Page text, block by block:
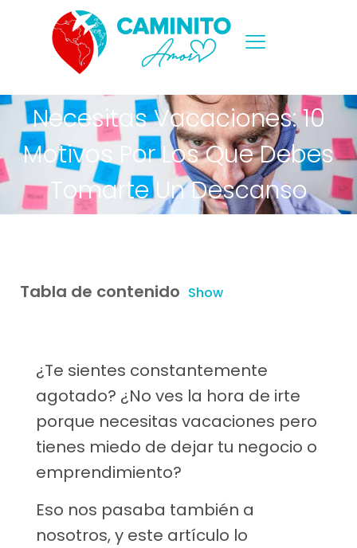
Necesitas Vacaciones: 10
Motivos Por Los Que Debes
Tomarte Un Descanso
Tabla de contenido Show
¿Te sientes constantemente
agotado? ¿No ves la hora de irte
porque necesitas vacaciones pero
tienes miedo de dejar tu negocio o
emprendimiento?
Eso nos pasaba también a
nosotros, y este artículo lo